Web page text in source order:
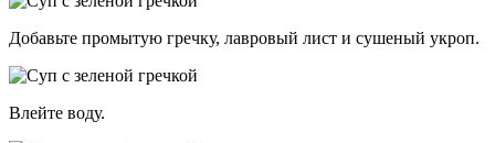
Добавьте промытую гречку, лавровый лист и сушеный укроп.
Влейте воду.